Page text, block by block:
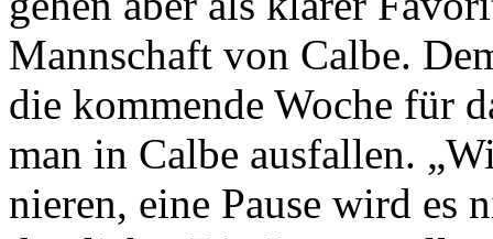
Mann­schaft von Calbe.
die kommende Woche für
man in Calbe ausfallen.
nieren, eine Pause wird es